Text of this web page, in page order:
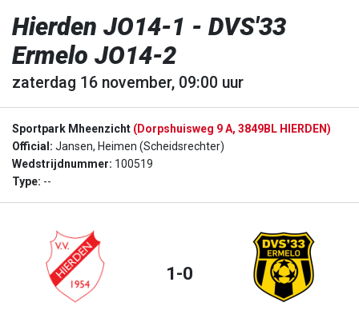
Hierden JO14-1 - DVS'33
Ermelo JO14-2
zaterdag 16 november, 09:00 uur
Sportpark Mheenzicht (Dorpshuisweg 9 A, 3849BL HIERDEN)
Official: Jansen, Heimen (Scheidsrechter)
Wedstrijdnummer: 100519
Type: --
1-0